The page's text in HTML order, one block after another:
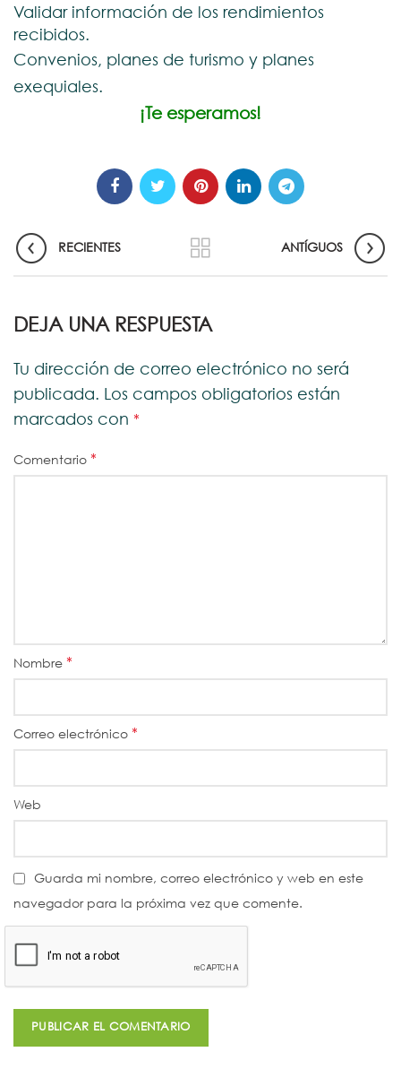
Validar información de los rendimientos
recibidos.
Convenios, planes de turismo y planes
exequiales.
¡Te esperamos!
RECIENTES ANTÍGUOS
DEJA UNA RESPUESTA
Tu dirección de correo electrónico no será
publicada. Los campos obligatorios están
marcados con *
Comentario *
Nombre *
Correo electrónico *
Web
Guarda mi nombre, correo electrónico y web en este
navegador para la próxima vez que comente.